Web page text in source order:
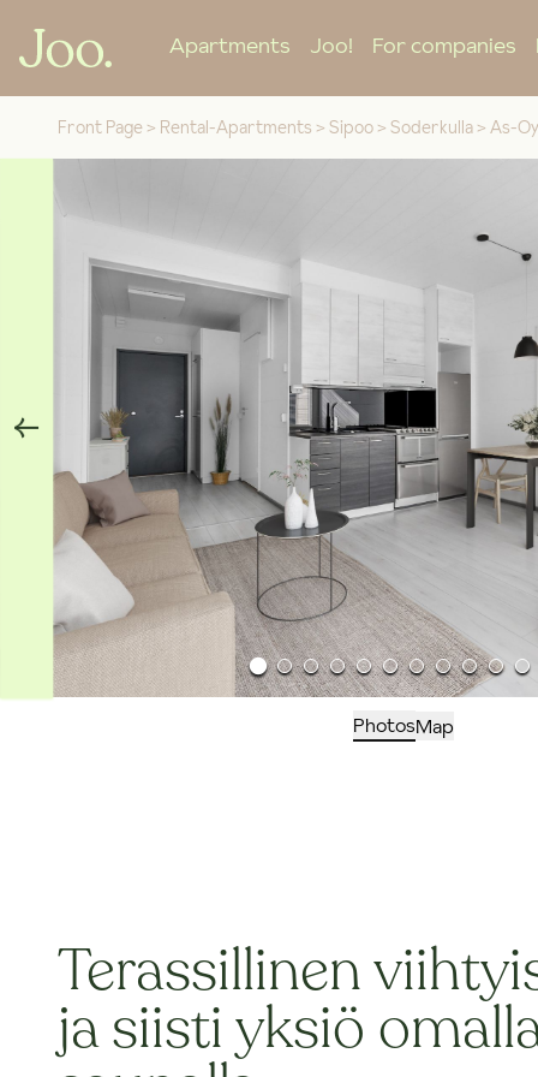
Apartments Joo! For companies
Front Page > Rental-Apartments > Sipoo > Soderkulla > As-
PhotosMap
Terassillinen
ja siisti yksiö